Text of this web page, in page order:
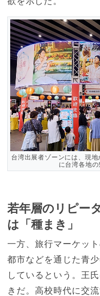
台湾出展者ゾーンには、現
に台湾各地
若年層のリピー
は「種まき」
一方、旅行マーケッ
都市などを通じた青
しているという。王
きだ。高校時代に交